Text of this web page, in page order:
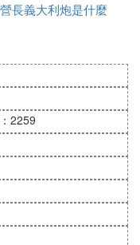
要適當食用。因為
或者冰淇淋。它
性食用過多容易導
的增長，這不利
芙不僅美味，而且
概30分鍾左右就
長義大利炮是什麼
2259